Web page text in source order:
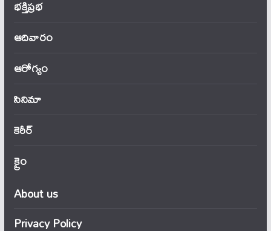
భక్తిప్రభ
ఆదివారం
ఆరోగ్యం
సినిమా
కెరీర్
క్రైం
About us
Privacy Policy